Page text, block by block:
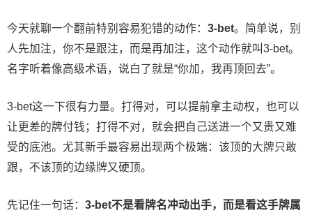
今天就聊一个翻前特别容易犯错的动作： 3-bet。简单说，别
人先加注，你不是跟注，而是再加注，这个动作就叫3-bet。
名字听着像高级术语，说白了就是“你加，我再顶回去”。
3-bet这一下很有力量。打得对，可以提前拿主动权，也可以
让更差的牌付钱；打得不对，就会把自己送进一个又贵又难
受的底池。尤其新手最容易出现两个极端：该顶的大牌只敢
跟，不该顶的边缘牌又硬顶。
先记住一句话： 3-bet不是看牌名冲动出手，而是看这手牌属